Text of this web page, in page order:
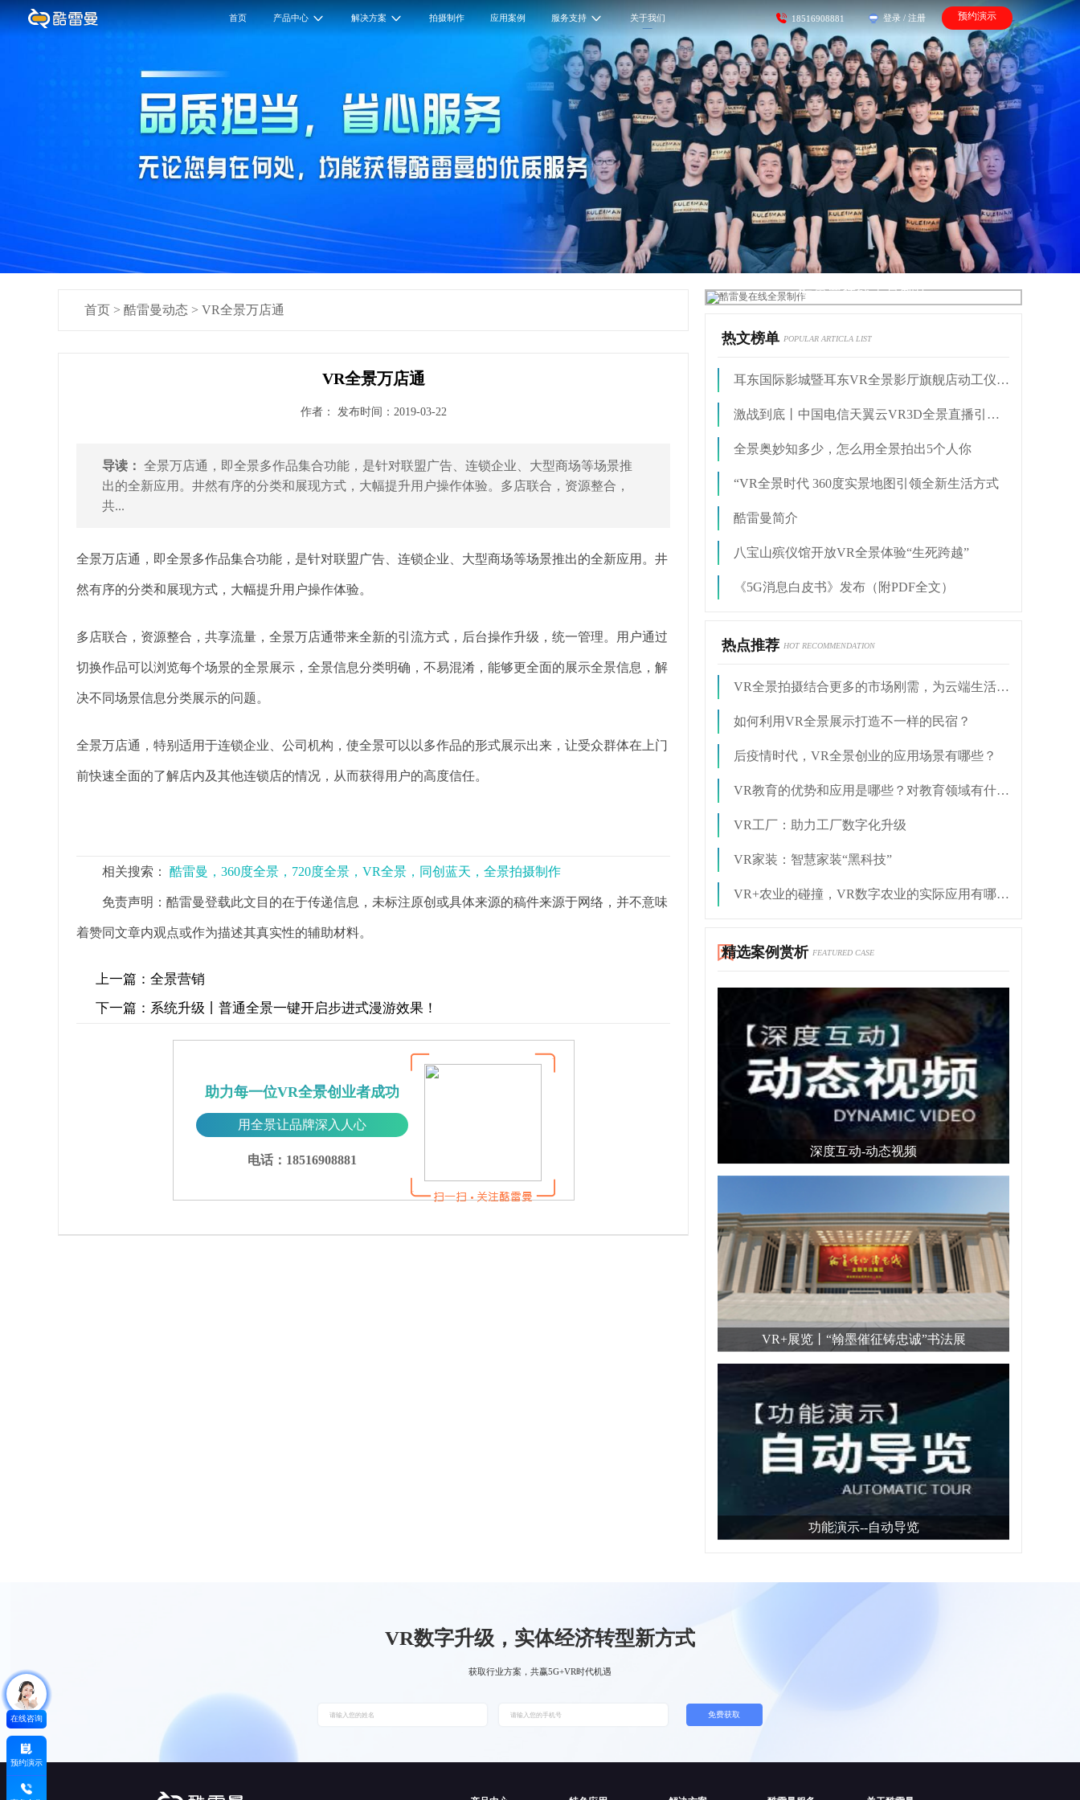
首页 产品中心 解决方案 拍摄制作 应用案例 服务支持 关于我们 18516908881 登录 / 注册 预约演示
首页 > 酷雷曼动态 > VR全景万店通
VR全景万店通
作者： 发布时间：2019-03-22
导读： 全景万店通，即全景多作品集合功能，是针对联盟广告、连锁企业、大型商场等场景推
出的全新应用。井然有序的分类和展现方式，大幅提升用户操作体验。多店联合，资源整合，
共...
全景万店通，即全景多作品集合功能，是针对联盟广告、连锁企业、大型商场等场景推出的全新应用。井
然有序的分类和展现方式，大幅提升用户操作体验。
多店联合，资源整合，共享流量，全景万店通带来全新的引流方式，后台操作升级，统一管理。用户通过
切换作品可以浏览每个场景的全景展示，全景信息分类明确，不易混淆，能够更全面的展示全景信息，解
决不同场景信息分类展示的问题。
全景万店通，特别适用于连锁企业、公司机构，使全景可以以多作品的形式展示出来，让受众群体在上门
前快速全面的了解店内及其他连锁店的情况，从而获得用户的高度信任。
相关搜索： 酷雷曼，360度全景，720度全景，VR全景，同创蓝天，全景拍摄制作
免责声明：酷雷曼登载此文目的在于传递信息，未标注原创或具体来源的稿件来源于网络，并不意味
着赞同文章内观点或作为描述其真实性的辅助材料。
上一篇： 全景营销
下一篇： 系统升级丨普通全景一键开启步进式漫游效果！
助力每一位VR全景创业者成功
用全景让品牌深入人心
电话：18516908881
酷雷曼在线全景制作
热文榜单 POPULAR ARTICLA LIST
耳东国际影城暨耳东VR全景影厅旗舰店动工仪式盛大举行
激战到底丨中国电信天翼云VR3D全景直播引燃拳击热火
全景奥妙知多少，怎么用全景拍出5个人你
“VR全景时代 360度实景地图引领全新生活方式
酷雷曼简介
八宝山殡仪馆开放VR全景体验“生死跨越”
《5G消息白皮书》发布（附PDF全文）
热点推荐 HOT RECOMMENDATION
VR全景拍摄结合更多的市场刚需，为云端生活赋能
如何利用VR全景展示打造不一样的民宿？
后疫情时代，VR全景创业的应用场景有哪些？
VR教育的优势和应用是哪些？对教育领域有什么作用？
VR工厂：助力工厂数字化升级
VR家装：智慧家装“黑科技”
VR+农业的碰撞，VR数字农业的实际应用有哪些？
精选案例赏析 FEATURED CASE
深度互动-动态视频
VR+展览丨“翰墨催征铸忠诚”书法展
功能演示--自动导览
在线咨询
预约演示
VR数字升级，实体经济转型新方式
获取行业方案，共赢5G+VR时代机遇
免费获取